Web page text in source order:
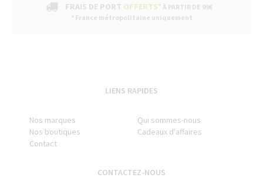
FRAIS DE PORT OFFERTS* À PARTIR DE 99€
* France métropolitaine uniquement
LIENS RAPIDES
Nos marques
Qui sommes-nous
Nos boutiques
Cadeaux d'affaires
Contact
CONTACTEZ-NOUS